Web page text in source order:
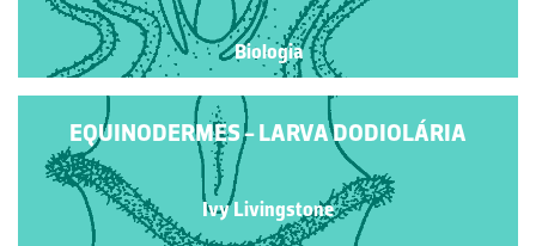
Biologia
EQUINODERMES - LARVA DODIOLÁRIA
Ivy Livingstone